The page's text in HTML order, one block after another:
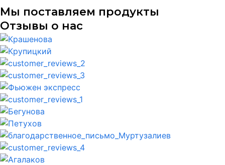
Мы поставляем продукты
Отзывы о нас